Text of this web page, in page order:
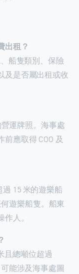
出租？
船隻類別、保險
及是否屬出租或收
運牌照。海事處
應取得 COO 及
15 米的遊樂船
遊樂船隻。船東
人。
且總噸位超過
能涉及海事處圖